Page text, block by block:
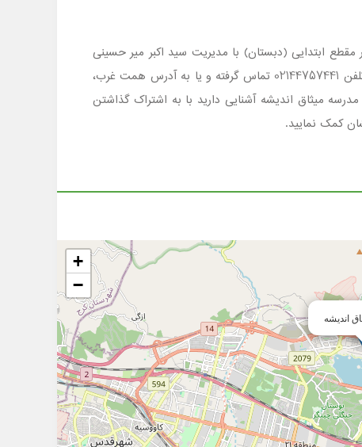
تهران ، شهر تهران منطقه 5 محدوده همت غرب است که در مقطع ابتدایی (دبستان) با مدیریت سید اکبر میر حسینی
پذیرای فرزندان عزیز شما اولیاء گرامی می باشد . جهت کسب اطلاع ازشرایط ثبت نام وامکانات مدرسه میثاق اندیشه با شماره تلفن 02144757441 تماس گرفته و یا به آدرس همت غرب،
میثاق اندیشه آشنایی دارید با به اشتراک گذاشتن
کمک نمایید.
اندیشه
+
−